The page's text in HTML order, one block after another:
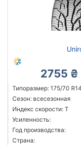
2755 ₴
Типоразмер: 175/70 R14
Сезон: всесезонная
Индекс скорости: T
Усиленность:
Год производства:
Страна: